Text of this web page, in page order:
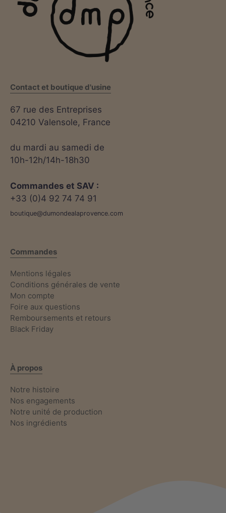
Contact et boutique d'usine
67 rue des Entreprises
04210 Valensole, France
du mardi au samedi de
10h-12h/14h-18h30
Commandes et SAV :
+33 (0)4 92 74 74 91
boutique@dumondealaprovence.com
Commandes
Mentions légales
Conditions générales de vente
Mon compte
Foire aux questions
Remboursements et retours
Black Friday
À propos
Notre histoire
Nos engagements
Notre unité de production
Nos ingrédients